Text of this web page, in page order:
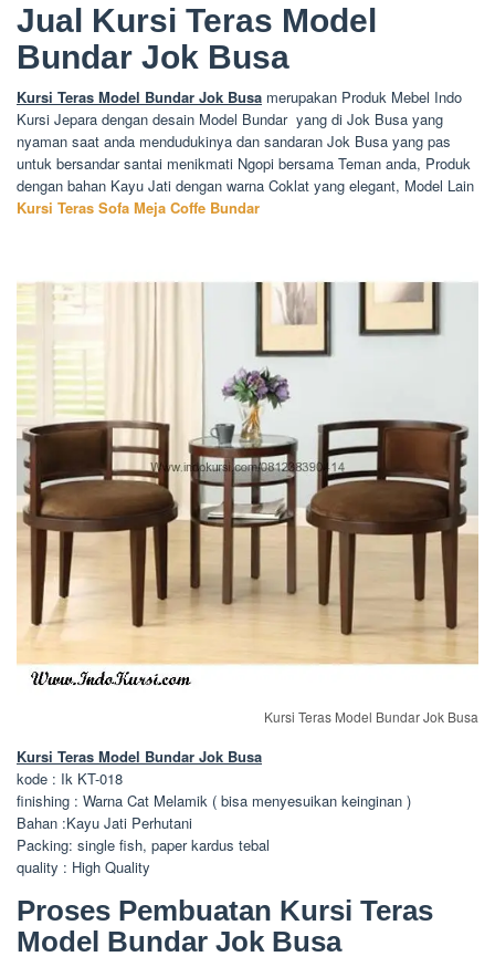
Jual Kursi Teras Model
Bundar Jok Busa
Kursi Teras Model Bundar Jok Busa merupakan Produk Mebel Indo
Kursi Jepara dengan desain Model Bundar yang di Jok Busa yang
nyaman saat anda mendudukinya dan sandaran Jok Busa yang pas
untuk bersandar santai menikmati Ngopi bersama Teman anda, Produk
dengan bahan Kayu Jati dengan warna Coklat yang elegant, Model Lain
Kursi Teras Sofa Meja Coffe Bundar
Kursi Teras Model Bundar Jok Busa
Kursi Teras Model Bundar Jok Busa
kode : Ik KT-018
finishing : Warna Cat Melamik ( bisa menyesuikan keinginan )
Bahan :Kayu Jati Perhutani
Packing: single fish, paper kardus tebal
quality : High Quality
Proses Pembuatan Kursi Teras
Model Bundar Jok Busa